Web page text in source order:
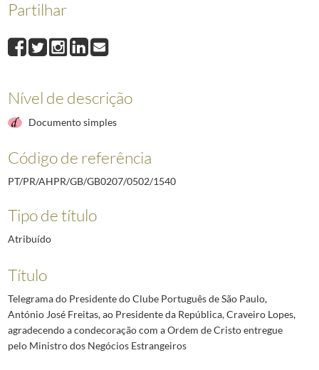
1542Telegrama do Vice-Reitor da Universidade de Coimbra, Carlos
1543Ofício do Chefe de Gabinete do Ministro do Ultramar ao Secretário da
1545
Telegrama do Presidente do Clube Social Português de Tulare, na
2492Telegrama do Governador Militar Interino da Madeira ao Chefe da
Partilhar
Nível de descrição
Documento simples
Código de referência
PT/PR/AHPR/GB/GB0207/0502/1540
Tipo de título
Atribuído
Título
Telegrama do Presidente do Clube Português de São Paulo,
António José Freitas, ao Presidente da República, Craveiro Lopes,
agradecendo a condecoração com a Ordem de Cristo entregue
pelo Ministro dos Negócios Estrangeiros